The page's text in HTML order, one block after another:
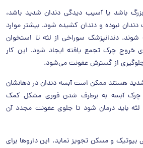
باشد یا آسیب دیدگی دندان شدید باشد،
نبوده و دندان کشیده شود. بیشتر موارد
شوند. دندانپزشک سوراخی از لثه تا استخوان
خروج چرک تجمع یافته ایجاد شود. این کار
از گسترش عفونت می‌شود.
شدید هستند ممکن است آبسه دندان در دهانشان
چرک آبسه به برطرف شدن فوری مشکل کمک
لثه باید درمان شود تا جلوی عفونت مجدد آن
و مسکن تجویز نماید. این داروها برای